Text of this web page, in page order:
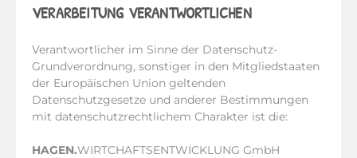
VERARBEITUNG VERANTWORTLICHEN
Verantwortlicher im Sinne der Datenschutz-
Grundverordnung, sonstiger in den Mitgliedstaaten
der Europäischen Union geltenden
Datenschutzgesetze und anderer Bestimmungen
mit datenschutzrechtlichem Charakter ist die:
HAGEN.WIRTCHAFTSENTWICKLUNG GmbH